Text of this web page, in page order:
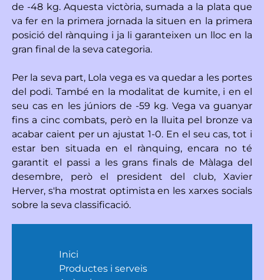
de -48 kg. Aquesta victòria, sumada a la plata que
va fer en la primera jornada la situen en la primera
posició del rànquing i ja li garanteixen un lloc en la
gran final de la seva categoria.
Per la seva part, Lola vega es va quedar a les portes
del podi. També en la modalitat de kumite, i en el
seu cas en les júniors de -59 kg. Vega va guanyar
fins a cinc combats, però en la lluita pel bronze va
acabar caient per un ajustat 1-0. En el seu cas, tot i
estar ben situada en el rànquing, encara no té
garantit el passi a les grans finals de Màlaga del
desembre, però el president del club, Xavier
Herver, s'ha mostrat optimista en les xarxes socials
sobre la seva classificació.
Inici
Productes i serveis